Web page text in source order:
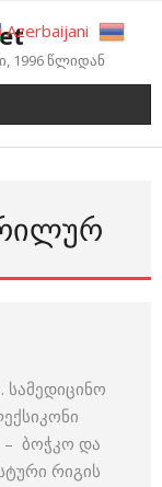
1996 წლიდან
ბოჭკო და
რიგის
Azerbaijani